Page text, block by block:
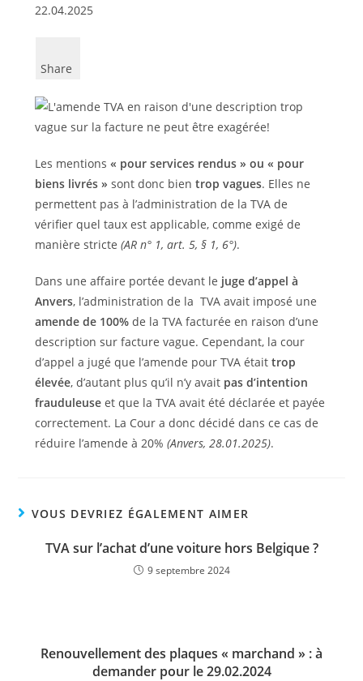
22.04.2025
Share
Les mentions « pour services rendus » ou « pour
biens livrés » sont donc bien trop vagues. Elles ne
permettent pas à l’administration de la TVA de
vérifier quel taux est applicable, comme exigé de
manière stricte (AR n° 1, art. 5, § 1, 6°).
Dans une affaire portée devant le juge d’appel à
Anvers, l’administration de la TVA avait imposé une
amende de 100%de la TVA facturée en raison d’une
description sur facture vague. Cependant, la cour
d’appel a jugé que l’amende pour TVA étaittrop
élevée, d’autant plus qu’il n’y avait pas d’intention
frauduleuseet que la TVA avait été déclarée et payée
correctement. La Cour a donc décidé dans ce cas de
réduire l’amende à 20% (Anvers, 28.01.2025).
VOUS DEVRIEZ ÉGALEMENT AIMER
TVA sur l’achat d’une voiture hors Belgique ?
9 septembre 2024
Renouvellement des plaques « marchand » : à
demander pour le 29.02.2024